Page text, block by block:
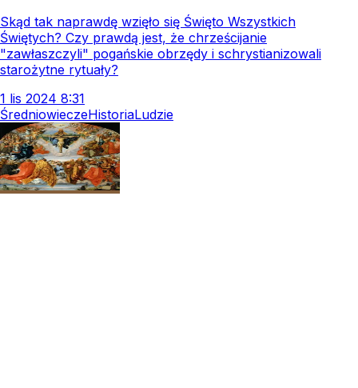
Skąd tak naprawdę wzięło się Święto Wszystkich
Świętych? Czy prawdą jest, że chrześcijanie
"zawłaszczyli" pogańskie obrzędy i schrystianizowali
starożytne rytuały?
1 lis 2024 8:31
ŚredniowieczeHistoriaLudzie